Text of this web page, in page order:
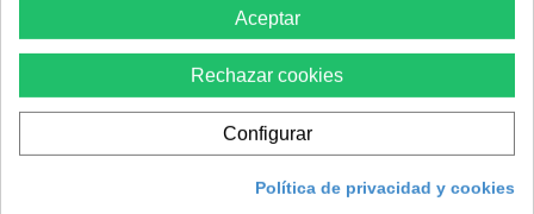
Kit de pistón y cilindro para cortadora
Husqvarna K1250/3120
Les ofrecemos un kit de cilindro y pistón de la marca Avalon para
reparación de cortadoras Husqvarna K1250/3120.
84,70 €
Aceptar
Rechazar cookies
Configurar
Política de privacidad y cookies